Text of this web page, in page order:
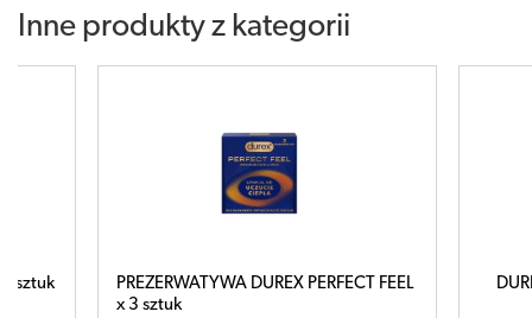
Inne produkty z kategorii
FEEL DUREX Sensual No Latex x 20 sztuk